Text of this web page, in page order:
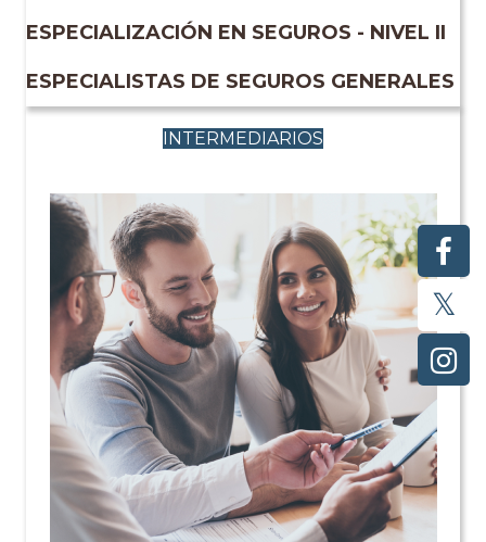
ESPECIALIZACIÓN EN SEGUROS - NIVEL II
ESPECIALISTAS DE SEGUROS GENERALES
INTERMEDIARIOS